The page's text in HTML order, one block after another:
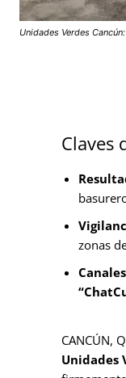
Unidades Verdes
Claves
zonas
CANCÚN,
Unidades